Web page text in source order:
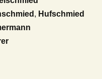
, Hufschmied